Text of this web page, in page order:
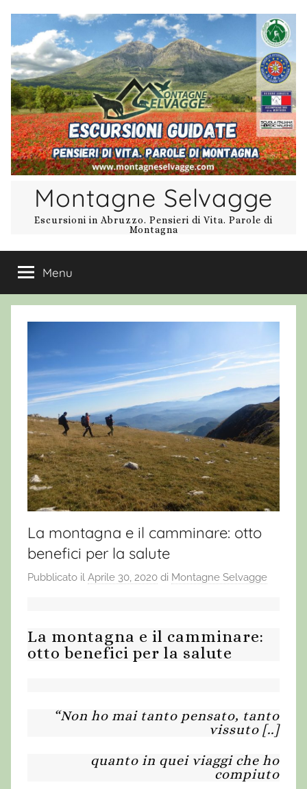
contenuto
Montagne Selvagge
Escursioni in Abruzzo. Pensieri di Vita. Parole di
Montagna
Menu
La montagna e il camminare: otto
benefici per la salute
Pubblicato il Aprile 30, 2020 di Montagne Selvagge
La montagna e il camminare:
otto benefici per la salute
“Non ho mai tanto pensato, tanto
vissuto [..]
quanto in quei viaggi che ho
compiuto